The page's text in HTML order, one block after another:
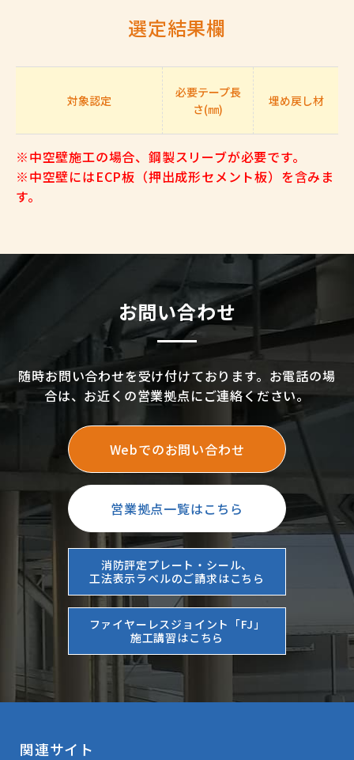
選定結果欄
対象認定
必要テープ長
さ(㎜)
埋め戻し材
※中空壁施工の場合、鋼製スリーブが必要です。
※中空壁にはECP板（押出成形セメント板）を含みま
す。
お問い合わせ
随時お問い合わせを受け付けております。お電話の場
合は、お近くの営業拠点にご連絡ください。
Webでのお問い合わせ
営業拠点一覧はこちら
消防評定プレート・シール、
工法表示ラベルのご請求はこちら
ファイヤーレスジョイント「FJ」
施工講習はこちら
関連サイト